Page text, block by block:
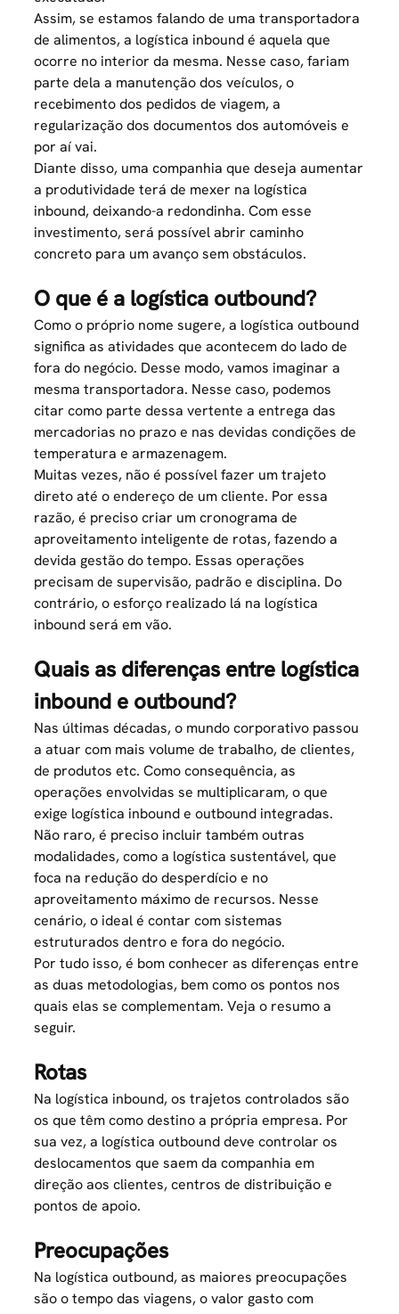
Assim, se estamos falando de uma transportadora
de alimentos, a logística inbound é aquela que
ocorre no interior da mesma. Nesse caso, fariam
parte dela a manutenção dos veículos, o
recebimento dos pedidos de viagem, a
regularização dos documentos dos automóveis e
por aí vai.
Diante disso, uma companhia que deseja aumentar
a produtividade terá de mexer na logística
inbound, deixando-a redondinha. Com esse
investimento, será possível abrir caminho
concreto para um avanço sem obstáculos.
O que é a logística outbound?
Como o próprio nome sugere, a logística outbound
significa as atividades que acontecem do lado de
fora do negócio. Desse modo, vamos imaginar a
mesma transportadora. Nesse caso, podemos
citar como parte dessa vertente a entrega das
mercadorias no prazo e nas devidas condições de
temperatura e armazenagem.
Muitas vezes, não é possível fazer um trajeto
direto até o endereço de um cliente. Por essa
razão, é preciso criar um cronograma de
aproveitamento inteligente de rotas, fazendo a
devida gestão do tempo. Essas operações
precisam de supervisão, padrão e disciplina. Do
contrário, o esforço realizado lá na logística
inbound será em vão.
Quais as diferenças entre logística
inbound e outbound?
Nas últimas décadas, o mundo corporativo passou
a atuar com mais volume de trabalho, de clientes,
de produtos etc. Como consequência, as
operações envolvidas se multiplicaram, o que
exige logística inbound e outbound integradas.
Não raro, é preciso incluir também outras
modalidades, como a logística sustentável, que
foca na redução do desperdício e no
aproveitamento máximo de recursos. Nesse
cenário, o ideal é contar com sistemas
estruturados dentro e fora do negócio.
Por tudo isso, é bom conhecer as diferenças entre
as duas metodologias, bem como os pontos nos
quais elas se complementam. Veja o resumo a
seguir.
Rotas
Na logística inbound, os trajetos controlados são
os que têm como destino a própria empresa. Por
sua vez, a logística outbound deve controlar os
deslocamentos que saem da companhia em
direção aos clientes, centros de distribuição e
pontos de apoio.
Preocupações
Na logística outbound, as maiores preocupações
são o tempo das viagens, o valor gasto com